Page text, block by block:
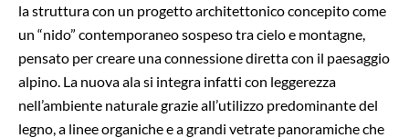
la struttura con un progetto architettonico concepito come
un “nido” contemporaneo sospeso tra cielo e montagne,
pensato per creare una connessione diretta con il paesaggio
alpino. La nuova ala si integra infatti con leggerezza
nell’ambiente naturale grazie all’utilizzo predominante del
legno, a linee organiche e a grandi vetrate panoramiche che